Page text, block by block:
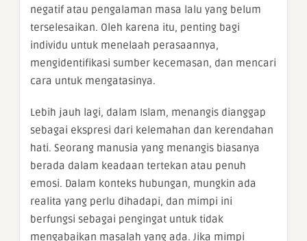
negatif atau pengalaman masa lalu yang belum
terselesaikan. Oleh karena itu, penting bagi
individu untuk menelaah perasaannya,
mengidentifikasi sumber kecemasan, dan mencari
cara untuk mengatasinya.
Lebih jauh lagi, dalam Islam, menangis dianggap
sebagai ekspresi dari kelemahan dan kerendahan
hati. Seorang manusia yang menangis biasanya
berada dalam keadaan tertekan atau penuh
emosi. Dalam konteks hubungan, mungkin ada
realita yang perlu dihadapi, dan mimpi ini
berfungsi sebagai pengingat untuk tidak
mengabaikan masalah yang ada. Jika mimpi